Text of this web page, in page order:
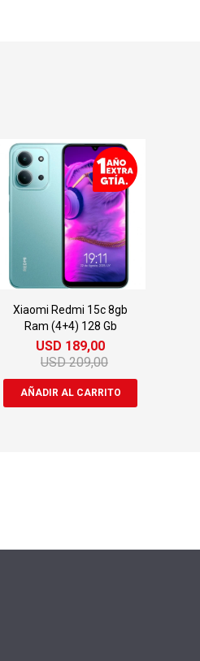
Xiaomi Redmi 15c 8gb
Ram (4+4) 128 Gb
USD 189,00
USD 209,00